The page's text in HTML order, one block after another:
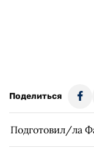
Поделиться
Подготовил/ла